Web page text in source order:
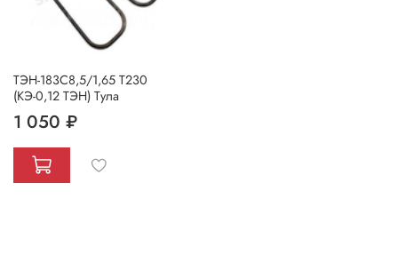
ТЭН-183С8,5/1,65 T230
(КЭ-0,12 ТЭН) Тула
1 050 ₽